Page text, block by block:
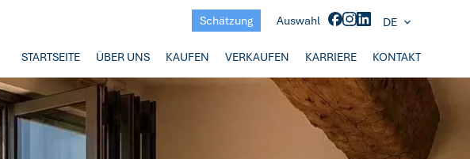
Schätzung Auswahl DE
STARTSEITE ÜBER UNS KAUFEN VERKAUFEN KARRIERE KONTAKT